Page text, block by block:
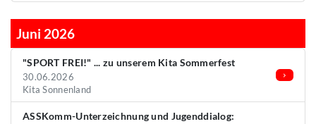
Juni 2026
"SPORT FREI!" ... zu unserem Kita Sommerfest
30.06.2026
Kita Sonnenland
ASSKomm-Unterzeichnung und Jugenddialog: